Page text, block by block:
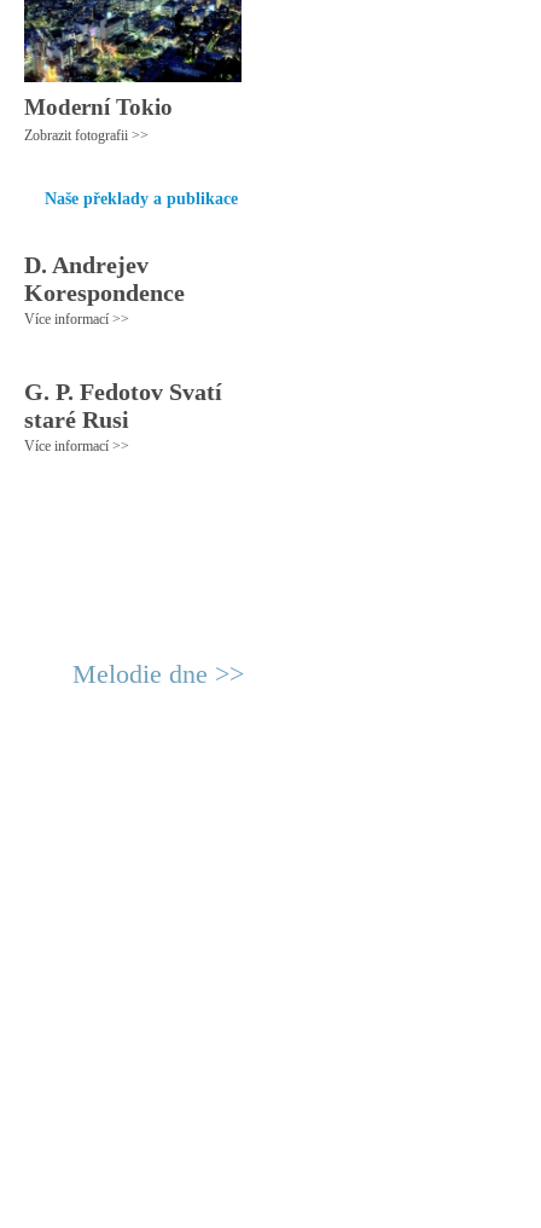
Moderní Tokio
Zobrazit fotografii >>
Naše překlady a publikace
D. Andrejev
Korespondence
Více informací >>
G. P. Fedotov Svatí
staré Rusi
Více informací >>
Melodie dne >>